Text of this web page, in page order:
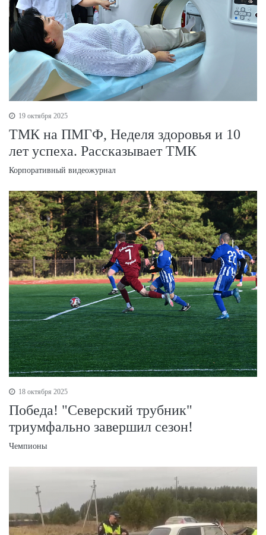
19 октября 2025
ТМК на ПМГФ, Неделя здоровья и 10
лет успеха. Рассказывает ТМК
Корпоративный видеожурнал
18 октября 2025
Победа! "Северский трубник"
триумфально завершил сезон!
Чемпионы